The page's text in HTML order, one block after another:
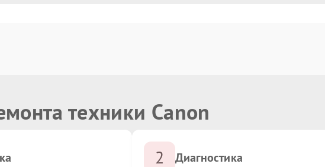
техники Canon
2 Диагностика